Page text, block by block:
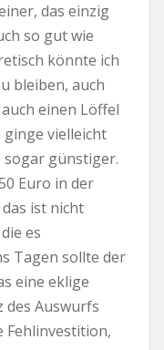
das einzig
so gut wie
könnte ich
bleiben, auch
einen Löffel
vielleicht
sogar günstiger.
Euro in der
ist nicht
es
Tagen sollte der
eine eklige
des Auswurfs
Fehlinvestition,